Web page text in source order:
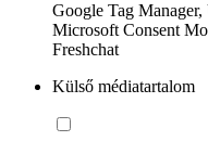
Google Tag
Microsoft Consent
Freshchat
Külső médiatartalom